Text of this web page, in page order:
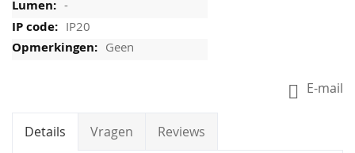
-
IP20
Geen
E-mail
Details Vragen Reviews